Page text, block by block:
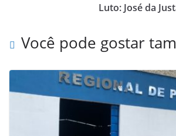
Luto: José da
Você pode gostar